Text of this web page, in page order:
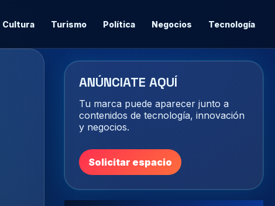
Cultura Turismo Política Negocios Tecnología
ANÚNCIATE AQUÍ
Tu marca puede aparecer junto a
contenidos de tecnología, innovación
y negocios.
Solicitar espacio